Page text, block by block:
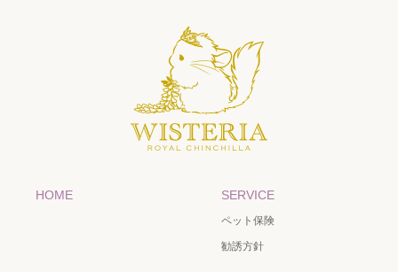
HOME SERVICE
ペット保険
勧誘方針